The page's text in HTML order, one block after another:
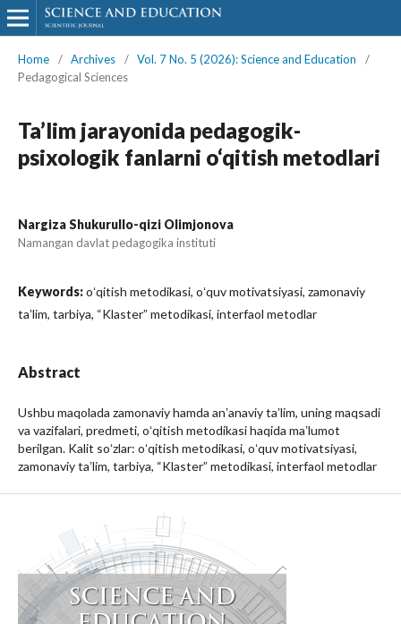
Home / Archives / Vol. 7 No. 5 (2026): Science and Education
/
Pedagogical Sciences
Ta’lim jarayonida pedagogik-
psixologik fanlarni o‘qitish metodlari
Nargiza Shukurullo-qizi Olimjonova
Namangan davlat pedagogika instituti
Keywords:oʻqitish metodikasi, oʻquv motivatsiyasi, zamonaviy
taʼlim, tarbiya, “Klaster” metodikasi, interfaol metodlar
Abstract
Ushbu maqolada zamonaviy hamda anʼanaviy taʼlim, uning maqsadi
va vazifalari, predmeti, oʻqitish metodikasi haqida maʼlumot
berilgan. Kalit soʻzlar: oʻqitish metodikasi, oʻquv motivatsiyasi,
zamonaviy taʼlim, tarbiya, “Klaster” metodikasi, interfaol metodlar